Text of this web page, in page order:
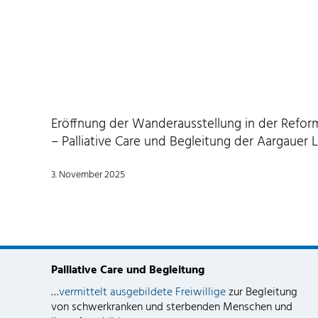
Eröffnung der Wanderausstellung in der
– Palliative Care und Begleitung der
3. November 2025
Palliative Care und Begleitung
…vermittelt ausgebildete Freiwilligezur Begleitung
von schwerkranken und sterbenden Menschen und